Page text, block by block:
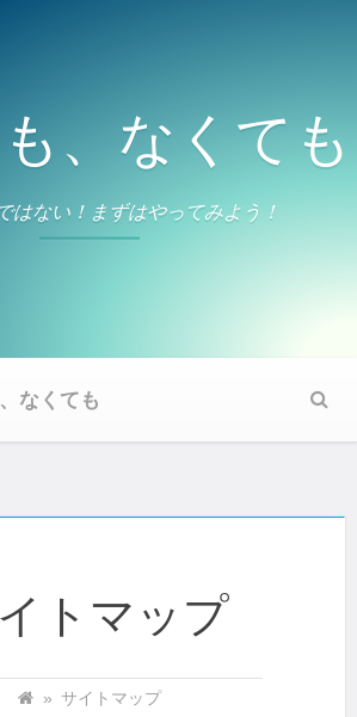
、なくても
はない！まずはやってみよう！
なくても
トマップ
» サイトマップ